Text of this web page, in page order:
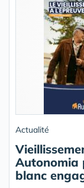
Actualité
Autonomia
blanc